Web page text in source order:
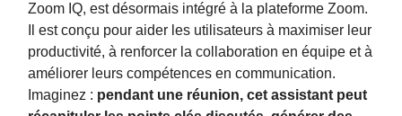
Zoom IQ, est désormais intégré à la plateforme Zoom.
Il est conçu pour aider les utilisateurs à maximiser leur
productivité, à renforcer la collaboration en équipe et à
améliorer leurs compétences en communication.
Imaginez : pendant une réunion, cet assistant peut